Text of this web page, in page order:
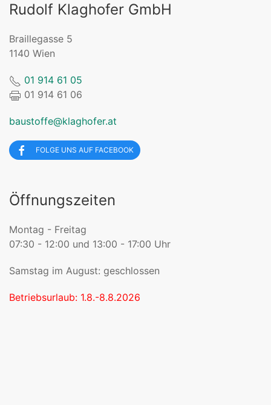
Rudolf Klaghofer GmbH
Braillegasse 5
1140 Wien
01 914 61 05
01 914 61 06
baustoffe@klaghofer.at
FOLGE UNS AUF FACEBOOK
Öffnungszeiten
Montag - Freitag
07:30 - 12:00 und 13:00 - 17:00 Uhr
Samstag im August: geschlossen
Betriebsurlaub: 1.8.-8.8.2026